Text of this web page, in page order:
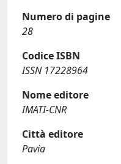
Numero di pagine
28
Codice ISBN
ISSN 17228964
Nome editore
IMATI-CNR
Città editore
Pavia